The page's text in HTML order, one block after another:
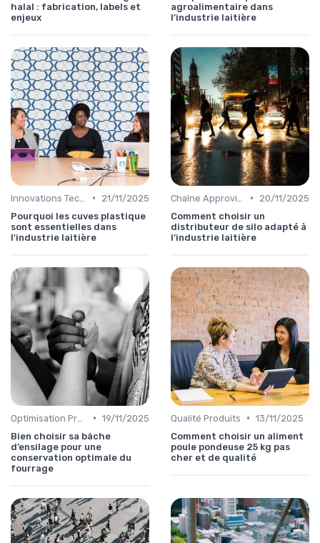
halal : fabrication, labels et
enjeux
agroalimentaire dans
l’industrie laitière
•
21/11/2025
Pourquoi les cuves plastique
sont essentielles dans
l'industrie laitière
•
20/11/2025
Comment choisir un
distributeur de silo adapté à
l’industrie laitière
• 19/11/2025
Bien choisir sa bâche
d’ensilage pour une
conservation optimale du
fourrage
Qualité Produits • 13/11/2025
Comment choisir un aliment
poule pondeuse 25 kg pas
cher et de qualité